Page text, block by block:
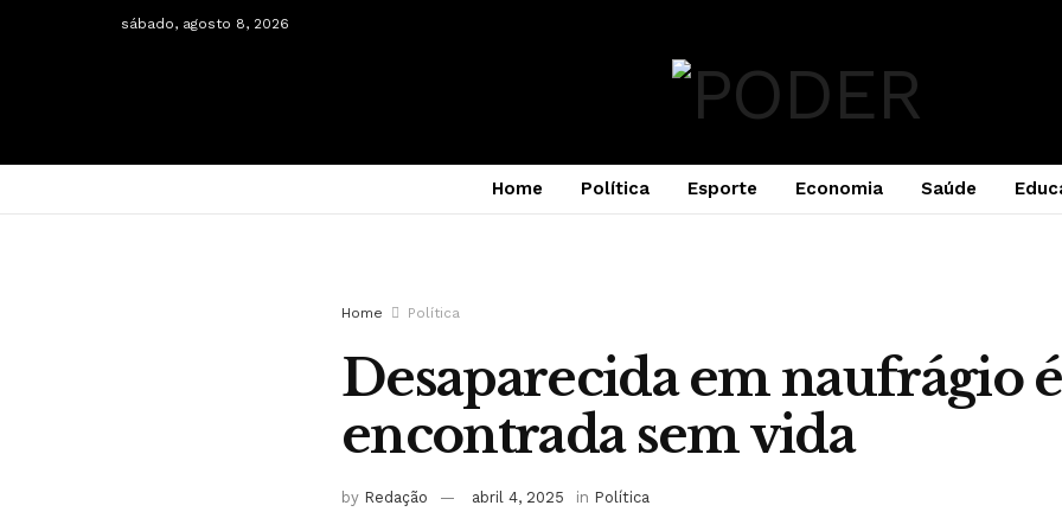
sábado, agosto 8, 2026
Home Política Esporte Economia Saúde
Home Política
Desaparecida em naufrágio é
encontrada sem vida
by Redação abril 4, 2025 in Política